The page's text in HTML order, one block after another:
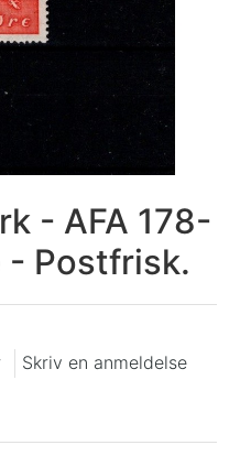
- AFA 178-
Postfrisk.
Skriv en anmeldelse